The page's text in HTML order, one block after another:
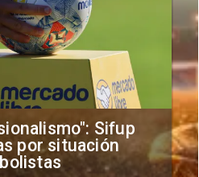
Sifup
por situación